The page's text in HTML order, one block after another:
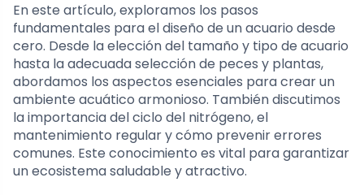
En este artículo, exploramos los pasos
fundamentales para el diseño de un acuario desde
cero. Desde la elección del tamaño y tipo de acuario
hasta la adecuada selección de peces y plantas,
abordamos los aspectos esenciales para crear un
ambiente acuático armonioso. También discutimos
la importancia del ciclo del nitrógeno, el
mantenimiento regular y cómo prevenir errores
comunes. Este conocimiento es vital para garantizar
un ecosistema saludable y atractivo.